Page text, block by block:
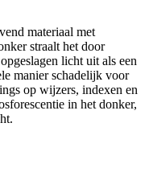
materiaal met
straalt het door
licht uit als een
manier schadelijk voor
op wijzers, indexen en
in het donker,